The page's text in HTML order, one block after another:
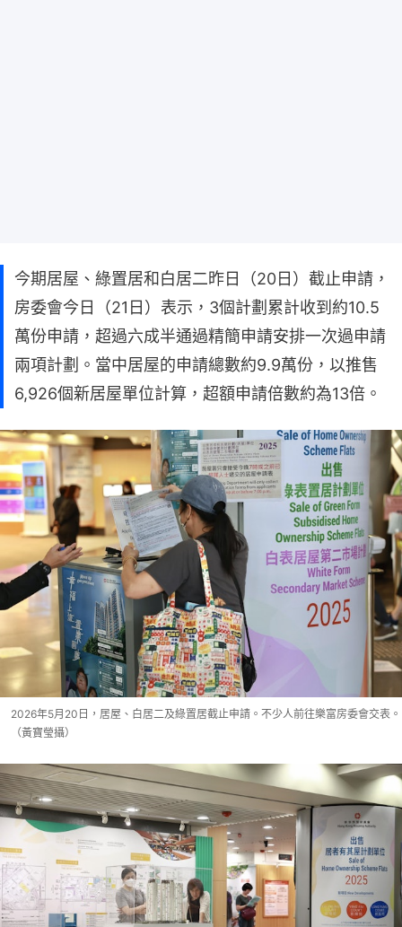
今期居屋、綠置居和白居二昨日（20日）截止申請，
房委會今日（21日）表示，3個計劃累計收到約10.5
萬份申請，超過六成半通過精簡申請安排一次過申請
兩項計劃。當中居屋的申請總數約9.9萬份，以推售
6,926個新居屋單位計算，超額申請倍數約為13倍。
2026年5月20日，居屋、白居二及綠置居截止申請。不少人前往樂富房委會交表。
（黃寶瑩攝）